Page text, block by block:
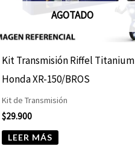
AGOTADO
Kit Transmisión Riffel Titanium
Honda XR-150/BROS
Kit de Transmisión
$29.900
LEER MÁS